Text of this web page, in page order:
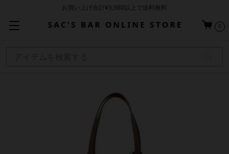
お買い上げ合計¥3,980以上で送料無料
当日～翌営業日を目安に順次発送（一部お取り寄せ商品を除く）
0